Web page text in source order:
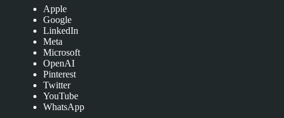
Apple
Google
LinkedIn
Meta
Microsoft
OpenAI
Pinterest
Twitter
YouTube
WhatsApp